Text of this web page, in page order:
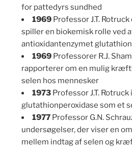
for pattedyrs sundhed
1969 Professor J.T.
spiller en biokemisk rolle ved
antioxidantenzymet
1969 Professorer R.J.
rapporterer om en mulig
selen hos mennesker
1973 Professor J.T.
glutathionperoxidase som et
1977 Professor G.N.
undersøgelser, der viser en
mellem indtag af selen og